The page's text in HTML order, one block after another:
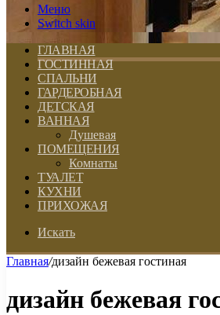
Меню
Switch skin
ГЛАВНАЯ
ГОСТИННАЯ
СПАЛЬНИ
ГАРДЕРОБНАЯ
ДЕТСКАЯ
ВАННАЯ
Душевая
ПОМЕЩЕНИЯ
Комнаты
ТУАЛЕТ
КУХНИ
ПРИХОЖАЯ
Искать
Главная/дизайн бежевая гостиная
дизайн бежевая